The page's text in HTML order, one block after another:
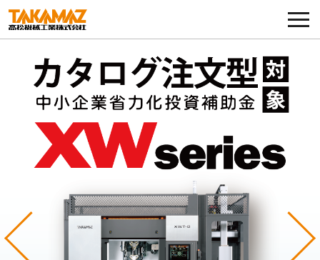
各種お問い合わせ・部品注文
採用に関してはこちらから
企業情報
展示会・イベント
コラム
製品ラインナップ
Previous